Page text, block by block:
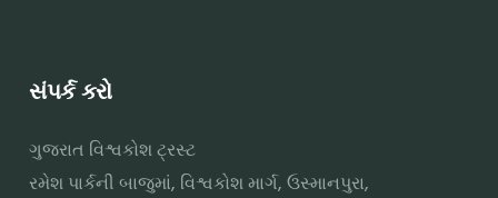
સંપર્ક કરો
ગુજરાત વિશ્વકોશ ટ્રસ્ટ
રમેશ પાર્કની બાજુમાં, વિશ્વકોશ માર્ગ, ઉસ્માનપુરા,